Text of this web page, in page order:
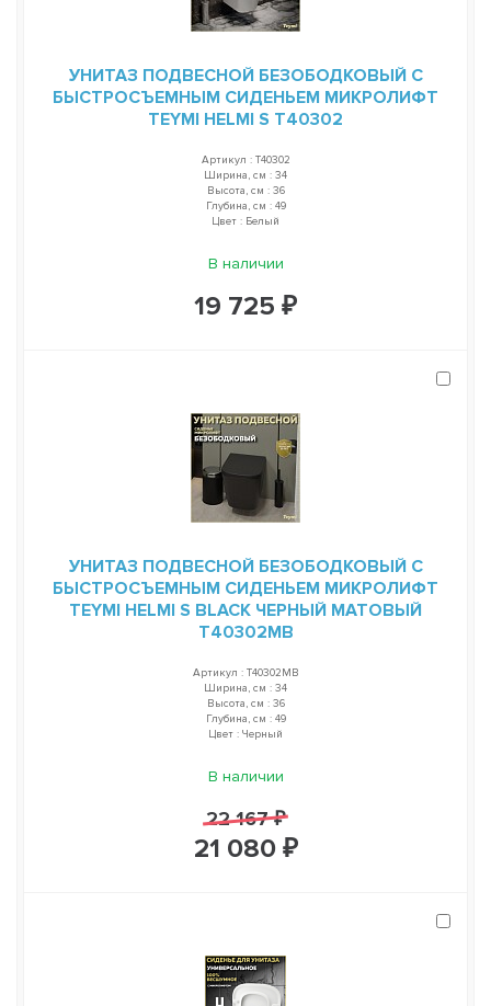
УНИТАЗ ПОДВЕСНОЙ БЕЗОБОДКОВЫЙ С
БЫСТРОСЪЕМНЫМ СИДЕНЬЕМ МИКРОЛИФТ
TEYMI HELMI S T40302
Артикул : T40302
Ширина, см : 34
Высота, см : 36
Глубина, см : 49
Цвет : Белый
В наличии
19 725 ₽
УНИТАЗ ПОДВЕСНОЙ БЕЗОБОДКОВЫЙ С
БЫСТРОСЪЕМНЫМ СИДЕНЬЕМ МИКРОЛИФТ
TEYMI HELMI S BLACK ЧЕРНЫЙ МАТОВЫЙ
T40302MB
Артикул : T40302MB
Ширина, см : 34
Высота, см : 36
Глубина, см : 49
Цвет : Черный
В наличии
22 167 ₽
21 080 ₽